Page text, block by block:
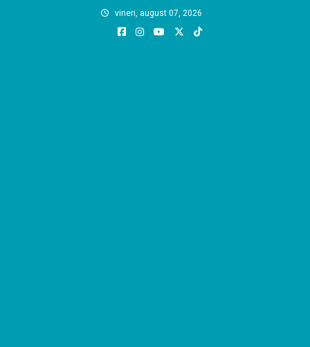
vineri, august 07, 2026